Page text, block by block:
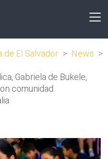
de El Salvador > News >
Gabriela de Bukele,
comunidad